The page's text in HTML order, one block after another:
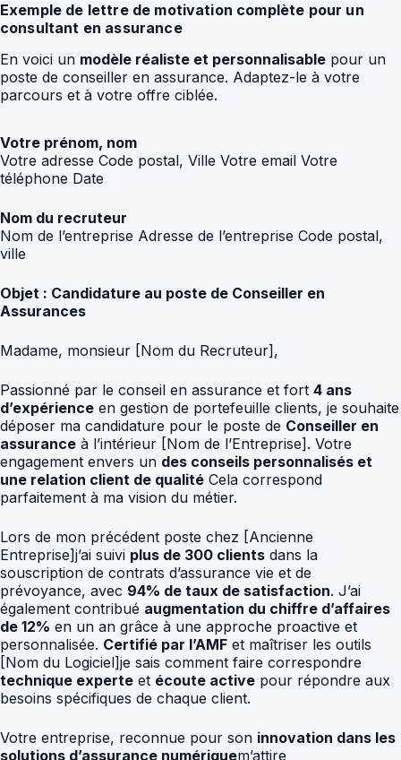
Exemple de lettre de motivation complète pour un
consultant en assurance
En voici un modèle réaliste et personnalisable pour un
poste de conseiller en assurance. Adaptez-le à votre
parcours et à votre offre ciblée.
Votre prénom, nom
Votre adresse Code postal, Ville Votre email Votre
téléphone Date
Nom du recruteur
Nom de l’entreprise Adresse de l’entreprise Code postal,
ville
Objet : Candidature au poste de Conseiller en
Assurances
Madame, monsieur [Nom du Recruteur],
Passionné par le conseil en assurance et fort 4 ans
d’expérience en gestion de portefeuille clients, je souhaite
déposer ma candidature pour le poste de Conseiller en
assurance à l’intérieur [Nom de l’Entreprise]. Votre
engagement envers un des conseils personnalisés et
une relation client de qualité Cela correspond
parfaitement à ma vision du métier.
Lors de mon précédent poste chez [Ancienne
Entreprise]j’ai suivi plus de 300 clients dans la
souscription de contrats d’assurance vie et de
prévoyance, avec 94% de taux de satisfaction. J’ai
également contribué augmentation du chiffre d’affaires
de 12% en un an grâce à une approche proactive et
personnalisée. Certifié par l’AMF et maîtriser les outils
[Nom du Logiciel]je sais comment faire correspondre
technique experte et écoute active pour répondre aux
besoins spécifiques de chaque client.
Votre entreprise, reconnue pour son innovation dans les
solutions d’assurance numériquem’attire